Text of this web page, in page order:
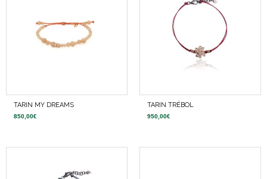
TARIN MY DREAMS
850,00€
TARIN TRÉBOL
950,00€